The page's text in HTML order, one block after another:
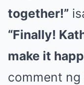
together!”
“Finally!
make it
comment ng